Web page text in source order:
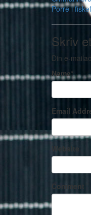
Porre i
Skriv
Din e-
Name*
Email
Website
Comment